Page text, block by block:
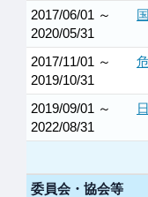
2017/06/01 ～
2020/05/31
2017/11/01 ～
2019/10/31
2019/09/01 ～
2022/08/31
委員会・協会等